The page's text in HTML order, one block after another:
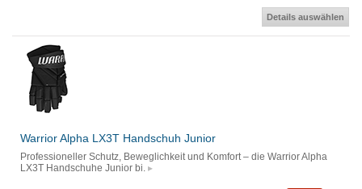
Details auswählen
Warrior Alpha LX3T Handschuh Junior
Professioneller Schutz, Beweglichkeit und Komfort – die Warrior Alpha
LX3T Handschuhe Junior bi.